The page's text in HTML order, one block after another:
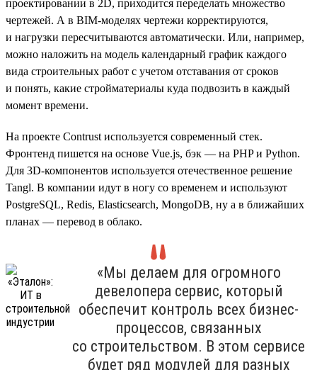
проектировании в 2D, приходится переделать множество
чертежей. А в BIM-моделях чертежи корректируются,
и нагрузки пересчитываются автоматически. Или, например,
можно наложить на модель календарный график каждого
вида строительных работ с учетом отставания от сроков
и понять, какие стройматериалы куда подвозить в каждый
момент времени.
На проекте Contrust используется современный стек.
Фронтенд пишется на основе Vue.js, бэк — на PHP и Python.
Для 3D-компонентов используется отечественное решение
Tangl. В компании идут в ногу со временем и используют
PostgreSQL, Redis, Elasticsearch, MongoDB, ну а в ближайших
планах — перевод в облако.
«Мы делаем для огромного
девелопера сервис, который
обеспечит контроль всех бизнес-
процессов, связанных
со строительством. В этом сервисе
будет ряд модулей для разных